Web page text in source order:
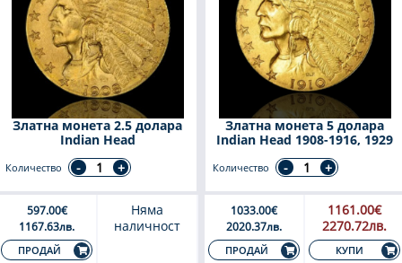
Златна монета 2.5 долара
Indian Head
Количество
597.00€
1167.63лв.
ПРОДАЙ
Няма
наличност
Златна монета 5 долара
Indian Head 1908-1916, 1929
Количество
1033.00€
2020.37лв.
ПРОДАЙ
1161.00€
2270.72лв.
КУПИ